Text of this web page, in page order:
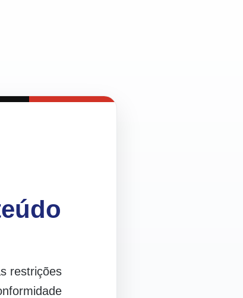
restrições